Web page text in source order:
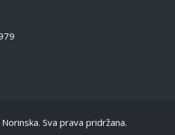
Sva prava pridržana.